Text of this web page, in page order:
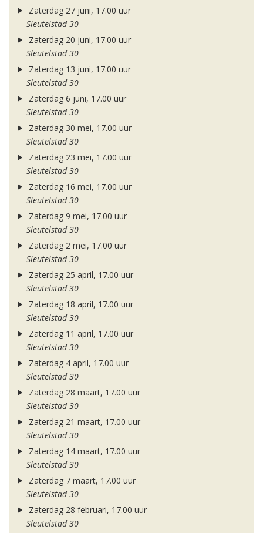
Zaterdag 27 juni, 17.00 uur
Sleutelstad 30
Zaterdag 20 juni, 17.00 uur
Sleutelstad 30
Zaterdag 13 juni, 17.00 uur
Sleutelstad 30
Zaterdag 6 juni, 17.00 uur
Sleutelstad 30
Zaterdag 30 mei, 17.00 uur
Sleutelstad 30
Zaterdag 23 mei, 17.00 uur
Sleutelstad 30
Zaterdag 16 mei, 17.00 uur
Sleutelstad 30
Zaterdag 9 mei, 17.00 uur
Sleutelstad 30
Zaterdag 2 mei, 17.00 uur
Sleutelstad 30
Zaterdag 25 april, 17.00 uur
Sleutelstad 30
Zaterdag 18 april, 17.00 uur
Sleutelstad 30
Zaterdag 11 april, 17.00 uur
Sleutelstad 30
Zaterdag 4 april, 17.00 uur
Sleutelstad 30
Zaterdag 28 maart, 17.00 uur
Sleutelstad 30
Zaterdag 21 maart, 17.00 uur
Sleutelstad 30
Zaterdag 14 maart, 17.00 uur
Sleutelstad 30
Zaterdag 7 maart, 17.00 uur
Sleutelstad 30
Zaterdag 28 februari, 17.00 uur
Sleutelstad 30